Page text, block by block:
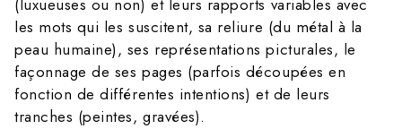
(luxueuses ou non) et leurs rapports variables avec
les mots qui les suscitent, sa reliure (du métal à la
peau humaine), ses représentations picturales, le
façonnage de ses pages (parfois découpées en
fonction de différentes intentions) et de leurs
tranches (peintes, gravées).